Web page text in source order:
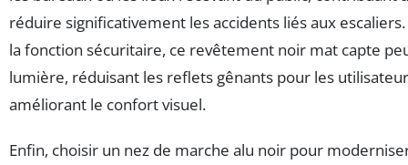
réduire significativement les accidents liés aux
la fonction sécuritaire, ce revêtement noir mat capte
lumière, réduisant les reflets gênants pour les
améliorant le confort visuel.
Enfin, choisir un nez de marche alu noir pour